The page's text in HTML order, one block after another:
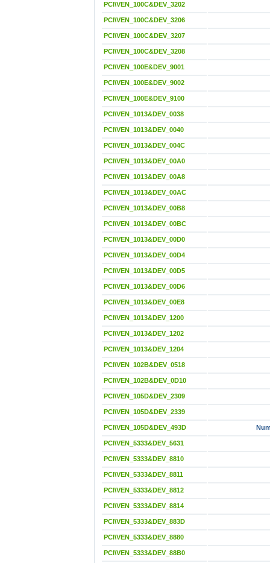
PCI\VEN_100C&DEV_3202
PCI\VEN_100C&DEV_3206
PCI\VEN_100C&DEV_3207
PCI\VEN_100C&DEV_3208
PCI\VEN_100E&DEV_9001
PCI\VEN_100E&DEV_9002
PCI\VEN_100E&DEV_9100
PCI\VEN_1013&DEV_0038
PCI\VEN_1013&DEV_0040
PCI\VEN_1013&DEV_004C
PCI\VEN_1013&DEV_00A0
PCI\VEN_1013&DEV_00A8
PCI\VEN_1013&DEV_00AC
PCI\VEN_1013&DEV_00B8
PCI\VEN_1013&DEV_00BC
PCI\VEN_1013&DEV_00D0
PCI\VEN_1013&DEV_00D4
PCI\VEN_1013&DEV_00D5
PCI\VEN_1013&DEV_00D6
PCI\VEN_1013&DEV_00E8
PCI\VEN_1013&DEV_1200
PCI\VEN_1013&DEV_1202
PCI\VEN_1013&DEV_1204
PCI\VEN_102B&DEV_0518
PCI\VEN_102B&DEV_0D10
PCI\VEN_105D&DEV_2309
PCI\VEN_105D&DEV_2339
PCI\VEN_105D&DEV_493D
PCI\VEN_5333&DEV_5631
PCI\VEN_5333&DEV_8810
PCI\VEN_5333&DEV_8811
PCI\VEN_5333&DEV_8812
PCI\VEN_5333&DEV_8814
PCI\VEN_5333&DEV_883D
PCI\VEN_5333&DEV_8880
PCI\VEN_5333&DEV_88B0